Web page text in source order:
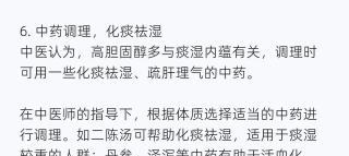
6. 中药调理，化痰祛湿
中医认为，高胆固醇多与痰湿内蕴有关，调理时
可用一些化痰祛湿、疏肝理气的中药。
在中医师的指导下，根据体质选择适当的中药进
行调理。如二陈汤可帮助化痰祛湿，适用于痰湿